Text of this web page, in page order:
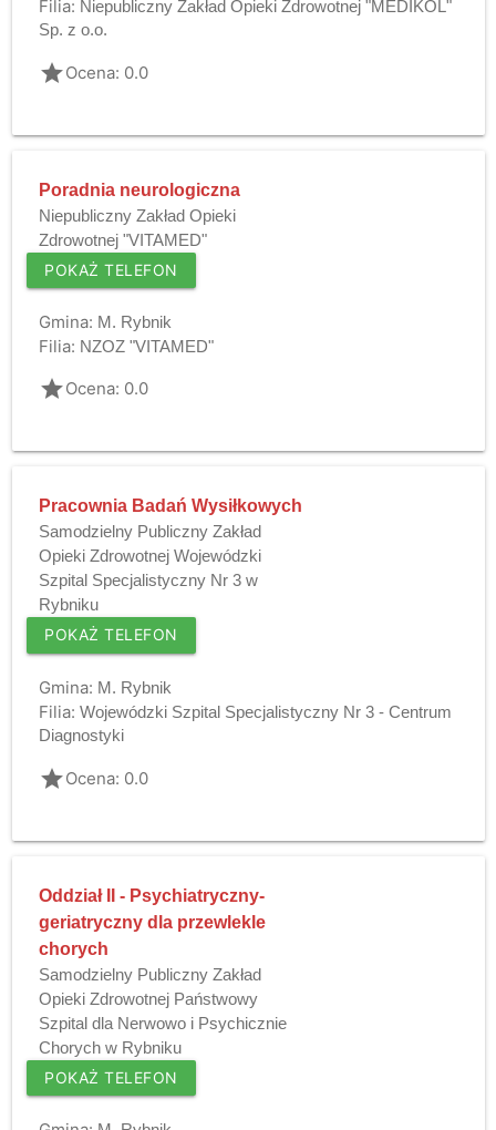
Filia: Niepubliczny Zakład Opieki Zdrowotnej "MEDIKOL"
Sp. z o.o.
gradeOcena: 0.0
Poradnia neurologiczna
Niepubliczny Zakład Opieki
Zdrowotnej "VITAMED"
POKAŻ TELEFON
Gmina: M. Rybnik
Filia: NZOZ "VITAMED"
gradeOcena: 0.0
Pracownia Badań Wysiłkowych
Samodzielny Publiczny Zakład
Opieki Zdrowotnej Wojewódzki
Szpital Specjalistyczny Nr 3 w
Rybniku
POKAŻ TELEFON
Gmina: M. Rybnik
Filia: Wojewódzki Szpital Specjalistyczny Nr 3 - Centrum
Diagnostyki
gradeOcena: 0.0
Oddział II - Psychiatryczny-
geriatryczny dla przewlekle
chorych
Samodzielny Publiczny Zakład
Opieki Zdrowotnej Państwowy
Szpital dla Nerwowo i Psychicznie
Chorych w Rybniku
POKAŻ TELEFON